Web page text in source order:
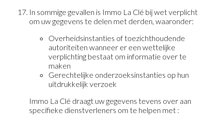
In sommige gevallen is Immo La Clé bij wet verplicht
om uw gegevens te delen met derden, waaronder:
Overheidsinstanties of toezichthoudende
autoriteiten wanneer er een wettelijke
verplichting bestaat om informatie over te
maken
Gerechtelijke onderzoeksinstanties op hun
uitdrukkelijk verzoek
Immo La Clé draagt uw gegevens tevens over aan
specifieke dienstverleners om te helpen met :